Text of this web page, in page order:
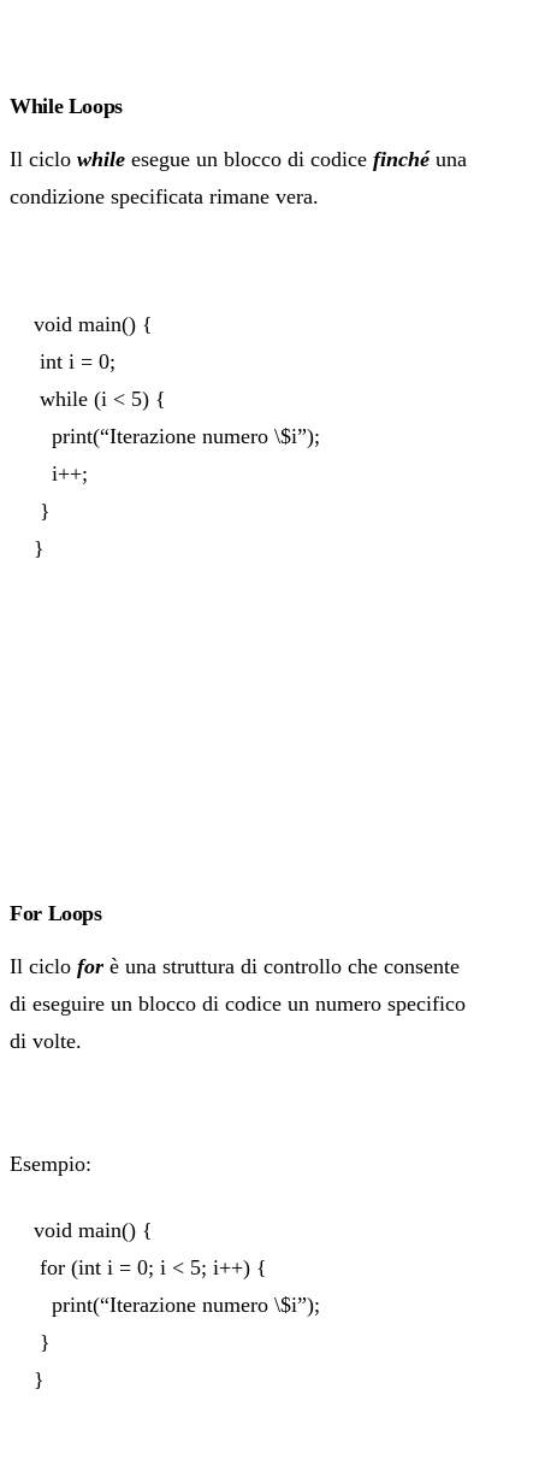
While Loops
Il ciclo while esegue un blocco di codice finchéuna
condizione specificata rimane vera.
void main() {
int i = 0;
while (i < 5) {
print(“Iterazione numero \$i”);
i++;
}
}
For Loops
Il ciclo for è una struttura di controllo che consente
di eseguire un blocco di codice un numero specifico
di volte.
Esempio:
void main() {
for (int i = 0; i < 5; i++) {
print(“Iterazione numero \$i”);
}
}